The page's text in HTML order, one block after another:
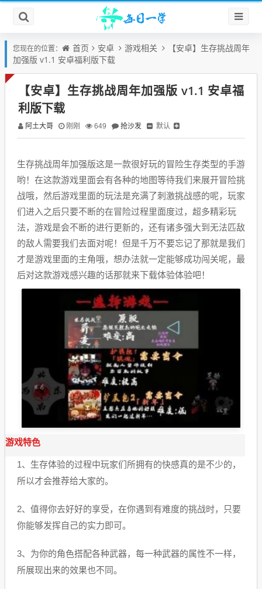
您现在的位置： 首页 安卓 游戏相关
【安卓】生存挑战周年
加强版 v1.1 安卓福利版下载
【安卓】生存挑战周年加强版 v1.1 安卓福
利版下载
阿土大哥 刚刚 649 抢沙发 默认
生存挑战周年加强版这是一款很好玩的冒险生存类型的手游
哟！在这款游戏里面会有各种的地图等待我们来展开冒险挑
战哦，然后游戏里面的玩法是充满了刺激挑战感的呢，玩家
们进入之后只要不断的在冒险过程里面度过，超多精彩玩
法，游戏是会不断的进行更新的，还有诸多强大到无法匹敌
的敌人需要我们去面对呢！但是千万不要忘记了那就是我们
才是游戏里面的主角哦，想办法就一定能够成功闯关呢，最
后对这款游戏感兴趣的话那就来下载体验体验吧！
游戏特色
1、生存体验的过程中玩家们所拥有的快感真的是不少的，
所以才会推荐给大家的。
2、值得你去好好的享受，在你遇到有难度的挑战时，只要
你能够发挥自己的实力即可。
3、为你的角色搭配各种武器，每一种武器的属性不一样，
所展现出来的效果也不同。